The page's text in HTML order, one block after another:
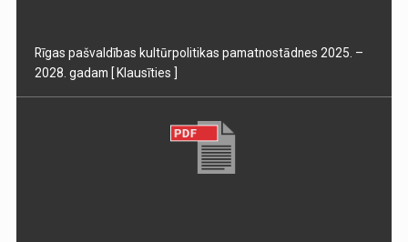
Rīgas pašvaldības kultūrpolitikas pamatnostādnes 2025. –
2028. gadam [ Klausīties ]